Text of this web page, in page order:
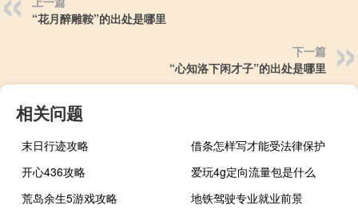
“花月醉雕鞍”的出处是哪里
下一篇
“心知洛下闲才子”的出处是哪里
相关问题
末日行迹攻略
借条怎样写才能受法律保护
开心436攻略
爱玩4g定向流量包是什么
荒岛余生5游戏攻略
地铁驾驶专业就业前景